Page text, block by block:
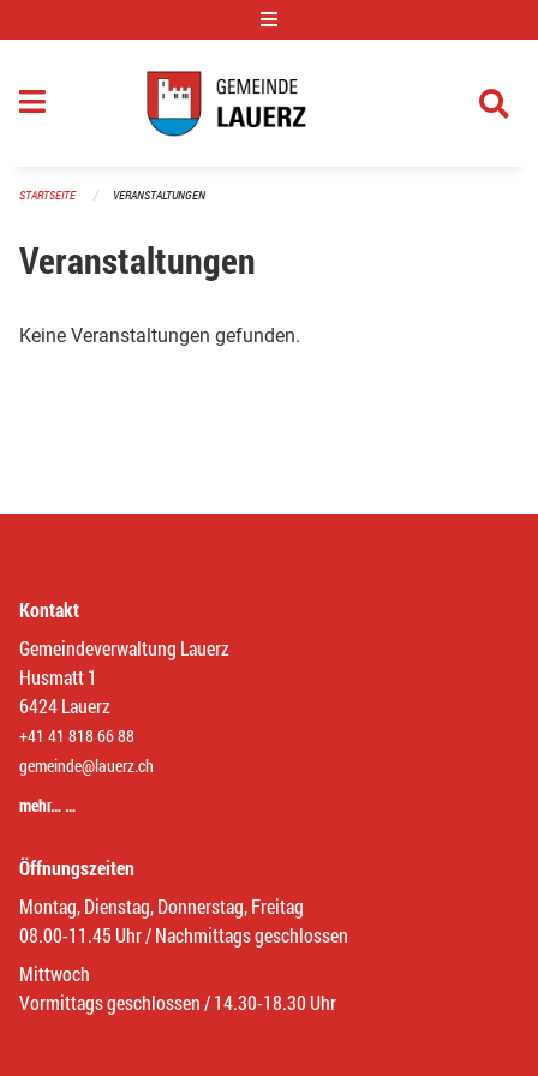
STARTSEITE VERANSTALTUNGEN
Veranstaltungen
Keine Veranstaltungen gefunden.
Kontakt
Gemeindeverwaltung Lauerz
Husmatt 1
6424 Lauerz
+41 41 818 66 88
gemeinde@lauerz.ch
mehr… …
Öffnungszeiten
Montag, Dienstag, Donnerstag, Freitag
08.00-11.45 Uhr / Nachmittags geschlossen
Mittwoch
Vormittags geschlossen / 14.30-18.30 Uhr